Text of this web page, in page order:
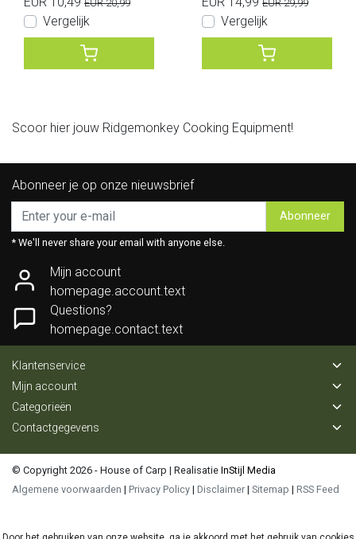
EUR 20,99
Vergelijk
EUR 29,99
Vergelijk
Scoor hier jouw Ridgemonkey Cooking Equipment!
Abonneer je op onze nieuwsbrief
Abonneer
* We'll never share your email with anyone else.
Mijn account
homepage.account.text
Questions?
homepage.contact.text
Klantenservice
Mijn account
Categorieën
Contactgegevens
© Copyright 2026 - House of Carp | Realisatie InStijl Media
Algemene voorwaarden | Privacy Policy | Disclaimer | Sitemap | RSS Feed